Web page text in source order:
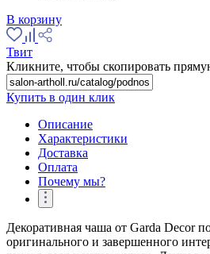
В корзину
Твит
Кликните, чтобы скопировать
Купить в один клик
Описание
Характеристики
Доставка
Оплата
Почему мы?
Декоративная чаша от Garda Decor
оригинального и завершенного